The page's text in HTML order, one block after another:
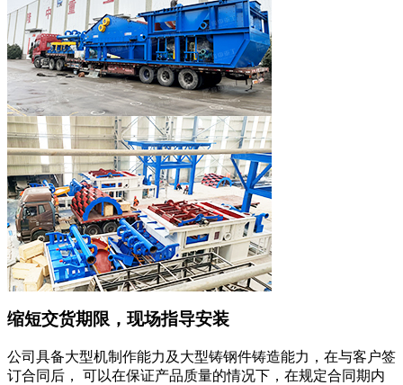
缩短交货期限，现场指导安装
公司具备大型机制作能力及大型铸钢件铸造能力，在与客户签
订合同后， 可以在保证产品质量的情况下，在规定合同期内